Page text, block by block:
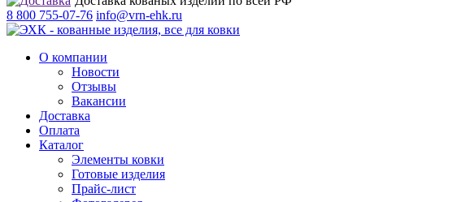
8 800 755-07-76 info@vrn-ehk.ru
О компании
Новости
Отзывы
Вакансии
Доставка
Оплата
Каталог
Элементы ковки
Готовые изделия
Прайс-лист